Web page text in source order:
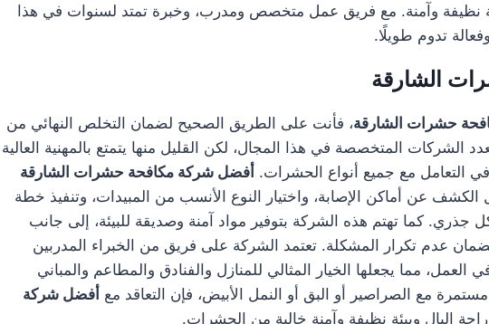
نظيفة وآمنة. مع فريق عمل متخصص ومدرب، وخبرة تمتد لسنوات في هذا
تدوم طويلًا.
الشارقة
حشرات الشارقة، فأنت على الطريق الصحيح لضمان التخلص النهائي من
الشركات المتخصصة في هذا المجال، لكن القليل منها يتمتع بالمهنية العالية
في التعامل مع جميع أنواع الحشرات.أفضل شركة مكافحة حشرات الشارقة
عن أماكن الإصابة، واختيار النوع الأنسب من المبيدات، وتنفيذ خطة
كما تهتم هذه الشركة بتوفير مواد آمنة وصديقة للبيئة، إلى جانب
عدم تكرار المشكلة. تعتمد الشركة على فريق من الخبراء المدربين
العمل، مما يجعلها الخيار المثالي للمنازل والفنادق والمطاعم والمباني
مع الصراصير أو البق أو النمل الأبيض، فإن التعاقد معأفضل شركة
راحة البال وبيئة نظيفة وآمنة خالية من الحشرات.